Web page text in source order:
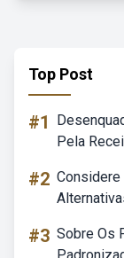
Top Post
#1
Pela
#2
#3 Sobre Os